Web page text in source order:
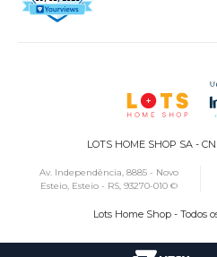
LOTS HOME SHOP SA -
Av. Independência, 8885 - Novo
Esteio, Esteio - RS, 93270-010 ©
Lots Home Shop - Todos